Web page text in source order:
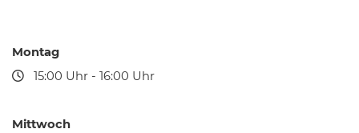
Montag
15:00 Uhr - 16:00 Uhr
Mittwoch